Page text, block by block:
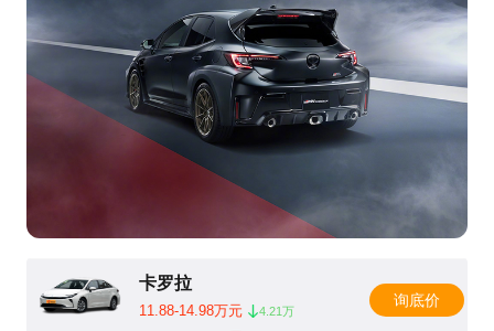
卡罗拉
11.88-14.98万元 4.21万
询底价